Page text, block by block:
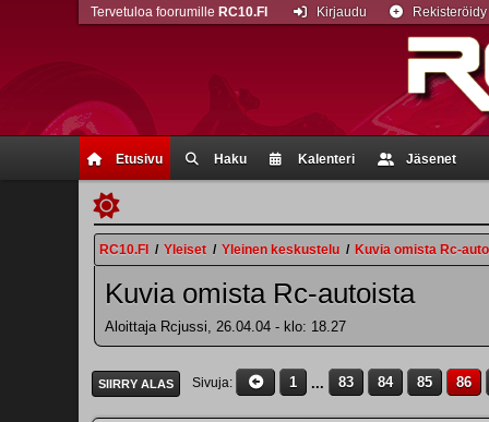
Etusivu Haku Kalenteri Jäsenet
Tervetuloa foorumille RC10.FI Kirjaudu Rekisteröidy
RC10.FI / Yleiset / Yleinen keskustelu / Kuvia omista Rc-
Kuvia omista Rc-autoista
Aloittaja Rcjussi, 26.04.04 - klo: 18.27
SIIRRY ALAS Sivuja 1 ... 83 84 85 86